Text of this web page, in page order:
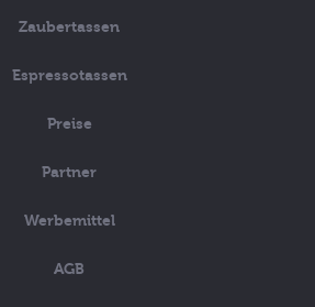
Zaubertassen
Espressotassen
Preise
Partner
Werbemittel
AGB